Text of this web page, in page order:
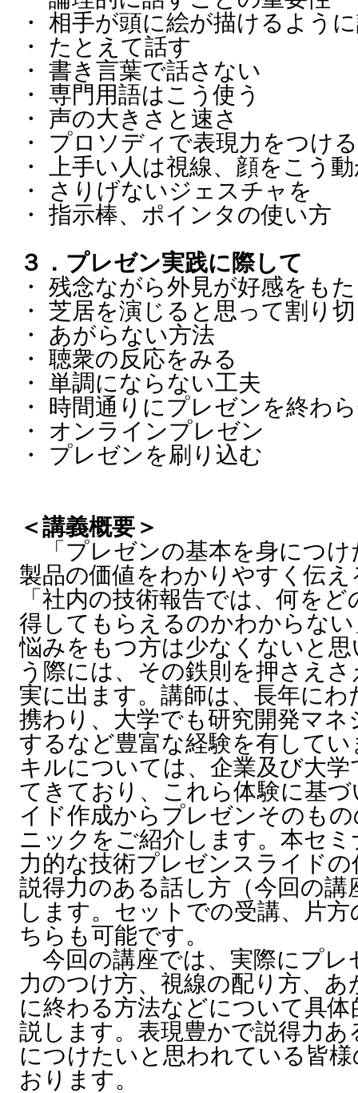
・ 相手が頭に絵が描けるよう
・ たとえて話す
・ 書き言葉で話さない
・ 専門用語はこう使う
・ 声の大きさと速さ
・ プロソディで表現力をつける
・ 上手い人は視線、顔をこう
・ さりげないジェスチャを
・ 指示棒、ポインタの使い方
３．プレゼン実践に際して
・ 残念ながら外見が好感をも
・ 芝居を演じると思って割り
・ あがらない方法
・ 聴衆の反応をみる
・ 単調にならない工夫
・ 時間通りにプレゼンを終わ
・ オンラインプレゼン
・ プレゼンを刷り込む
＜講義概要＞
「プレゼンの基本を身につけ
製品の価値をわかりやすく伝
「社内の技術報告では、何を
得してもらえるのかわからな
悩みをもつ方は少なくないと
う際には、その鉄則を押さえ
実に出ます。講師は、長年に
携わり、大学でも研究開発マ
するなど豊富な経験を有して
キルについては、企業及び大
てきており、これら体験に基
イド作成からプレゼンそのも
ニックをご紹介します。本セ
力的な技術プレゼンスライド
説得力のある話し方（今回の講
します。セットでの受講、片
ちらも可能です。
今回の講座では、実際にプレ
力のつけ方、視線の配り方、
に終わる方法などについて具
説します。表現豊かで説得力
につけたいと思われている皆
おります。